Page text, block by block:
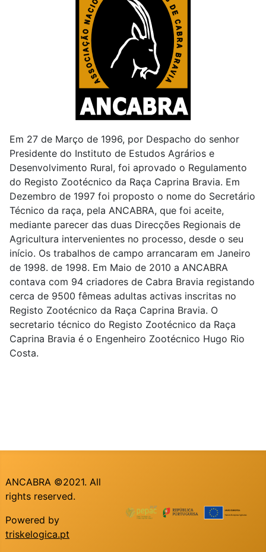
Em 27 de Março de 1996, por Despacho do senhor
Presidente do Instituto de Estudos Agrários e
Desenvolvimento Rural, foi aprovado o Regulamento
do Registo Zootécnico da Raça Caprina Bravia. Em
Dezembro de 1997 foi proposto o nome do Secretário
Técnico da raça, pela ANCABRA, que foi aceite,
mediante parecer das duas Direcções Regionais de
Agricultura intervenientes no processo, desde o seu
início. Os trabalhos de campo arrancaram em Janeiro
de 1998. de 1998. Em Maio de 2010 a ANCABRA
contava com 94 criadores de Cabra Bravia registando
cerca de 9500 fêmeas adultas activas inscritas no
Registo Zootécnico da Raça Caprina Bravia. O
secretario técnico do Registo Zootécnico da Raça
Caprina Bravia é o Engenheiro Zootécnico Hugo Rio
Costa.
ANCABRA ©2021. All
rights reserved.
Powered by
triskelogica.pt